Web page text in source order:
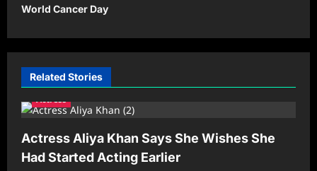
n
a
v
g
t
i
World Cancer Day
Related Stories
Actress
Actress Aliya Khan Says She Wishes She
Had Started Acting Earlier